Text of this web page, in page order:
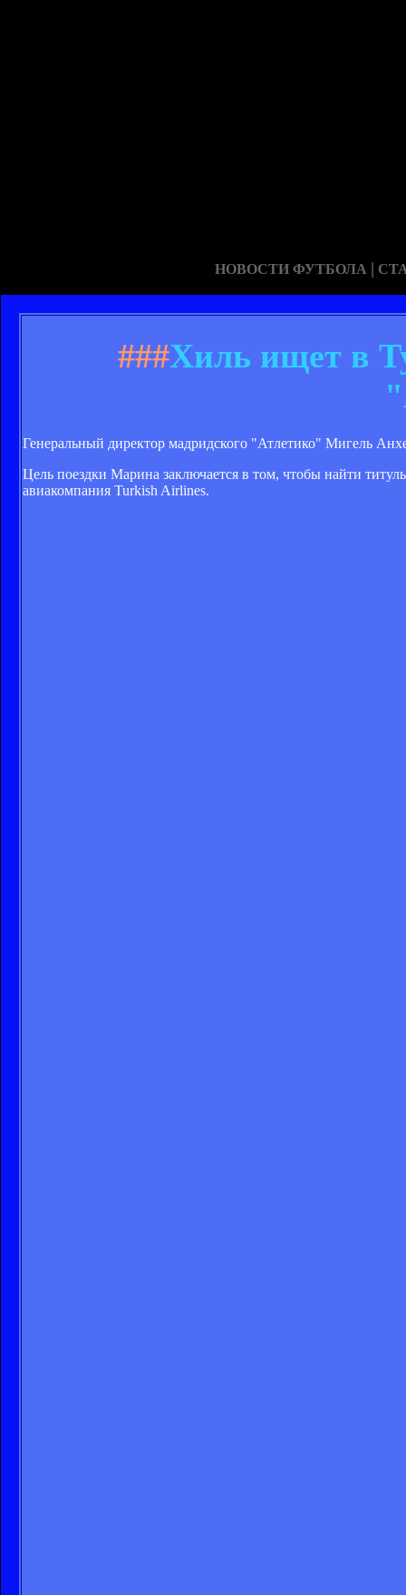
НОВОСТИ ФУТБОЛА |
###Хиль ищет в
Генеральный директор мадридского "Атлетико" Мигель
Цель поездки Марина заключается в том, чтобы найти
авиакомпания Turkish Airlines.